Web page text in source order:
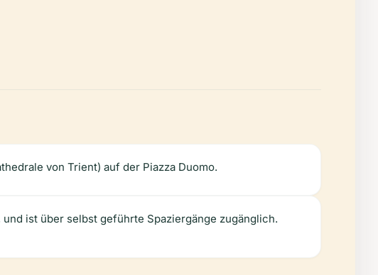
von Trient) auf der Piazza Duomo.
ist über selbst geführte Spaziergänge zugänglich.